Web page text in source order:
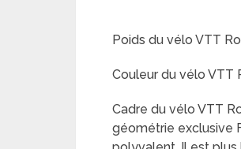
Poids du vélo VTT
Couleur du vélo VTT
Cadre du vélo VTT
géométrie exclusive